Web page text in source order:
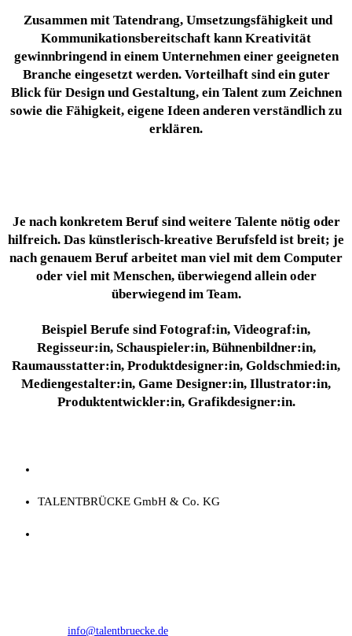
Zusammen mit Tatendrang, Umsetzungsfähigkeit und
Kommunikationsbereitschaft kann Kreativität
gewinnbringend in einem Unternehmen einer geeigneten
Branche eingesetzt werden. Vorteilhaft sind ein guter
Blick für Design und Gestaltung, ein Talent zum Zeichnen
sowie die Fähigkeit, eigene Ideen anderen verständlich zu
erklären.
Je nach konkretem Beruf sind weitere Talente nötig oder
hilfreich. Das künstlerisch-kreative Berufsfeld ist breit; je
nach genauem Beruf arbeitet man viel mit dem Computer
oder viel mit Menschen, überwiegend allein oder
überwiegend im Team.
Beispiel Berufe sind Fotograf:in, Videograf:in,
Regisseur:in, Schauspieler:in, Bühnenbildner:in,
Raumausstatter:in, Produktdesigner:in, Goldschmied:in,
Mediengestalter:in, Game Designer:in, Illustrator:in,
Produktentwickler:in, Grafikdesigner:in.
TALENTBRÜCKE GmbH & Co. KG
info@talentbruecke.de